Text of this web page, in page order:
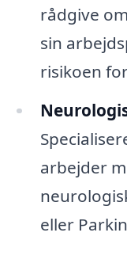
rådgive
sin
risikoen
arbejder
eller